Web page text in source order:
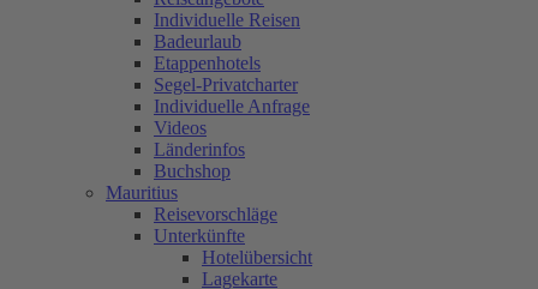
Individuelle Reisen
Badeurlaub
Etappenhotels
Segel-Privatcharter
Individuelle Anfrage
Videos
Länderinfos
Buchshop
Mauritius
Reisevorschläge
Unterkünfte
Hotelübersicht
Lagekarte